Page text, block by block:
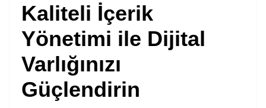
Kaliteli İçerik
Yönetimi ile Dijital
Varlığınızı
Güçlendirin